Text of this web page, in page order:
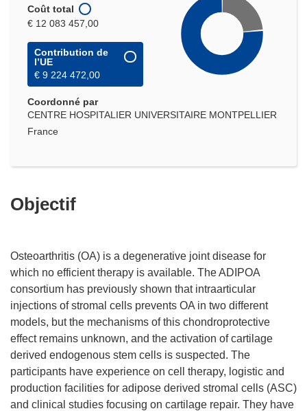
Coût total
€ 12 083 457,00
Contribution de
l’UE
€ 9 224 472,00
Coordonné par
CENTRE HOSPITALIER UNIVERSITAIRE MONTPELLIER
France
Objectif
Osteoarthritis (OA) is a degenerative joint disease for
which no efficient therapy is available. The ADIPOA
consortium has previously shown that intraarticular
injections of stromal cells prevents OA in two different
models, but the mechanisms of this chondroprotective
effect remains unknown, and the activation of cartilage
derived endogenous stem cells is suspected. The
participants have experience on cell therapy, logistic and
production facilities for adipose derived stromal cells (ASC)
and clinical studies focusing on cartilage repair. They have